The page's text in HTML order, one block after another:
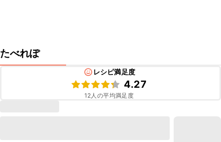
たべれぽ
レシピ満足度
4.27
12人の平均満足度